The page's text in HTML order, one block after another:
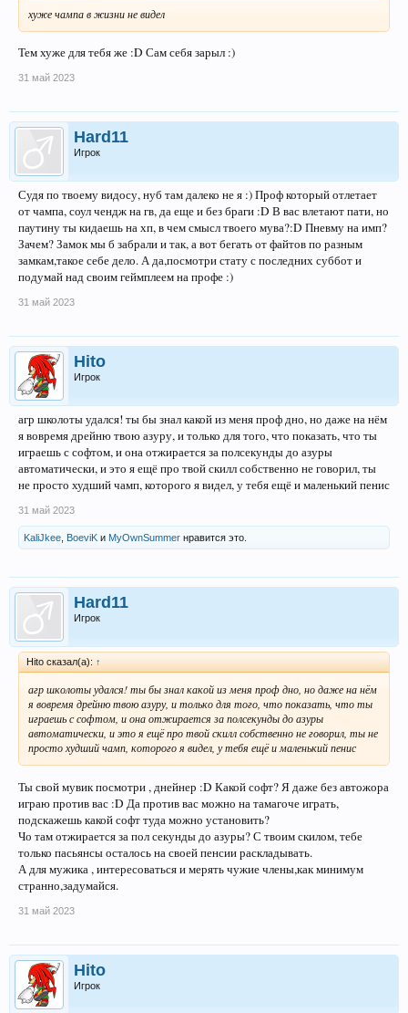
хуже чампа в жизни не видел
Тем хуже для тебя же :D Сам себя зарыл :)
31 май 2023
Hard11
Игрок
Судя по твоему видосу, нуб там далеко не я :) Проф который отлетает
от чампа, соул чендж на гв, да еще и без браги :D В вас влетают пати, но
паутину ты кидаешь на хп, в чем смысл твоего мува?:D Пневму на имп?
Зачем? Замок мы б забрали и так, а вот бегать от файтов по разным
замкам,такое себе дело. А да,посмотри стату с последних суббот и
подумай над своим геймплеем на профе :)
31 май 2023
Hito
Игрок
агр школоты удался! ты бы знал какой из меня проф дно, но даже на нём
я вовремя дрейню твою азуру, и только для того, что показать, что ты
играешь с софтом, и она отжирается за полсекунды до азуры
автоматически, и это я ещё про твой скилл собственно не говорил, ты
не просто худший чамп, которого я видел, у тебя ещё и маленький пенис
31 май 2023
KaliJkee BoeviK и MyOwnSummer нравится это.
Hard11
Игрок
Hito сказал(а): ↑
агр школоты удался! ты бы знал какой из меня проф дно, но даже на нём
я вовремя дрейню твою азуру, и только для того, что показать, что ты
играешь с софтом, и она отжирается за полсекунды до азуры
автоматически, и это я ещё про твой скилл собственно не говорил, ты не
просто худший чамп, которого я видел, у тебя ещё и маленький пенис
Ты свой мувик посмотри , днейнер :D Какой софт? Я даже без автожора
играю против вас :D Да против вас можно на тамагоче играть,
подскажешь какой софт туда можно установить?
Чо там отжирается за пол секунды до азуры? С твоим скилом, тебе
только пасьянсы осталось на своей пенсии раскладывать.
А для мужика , интересоваться и мерять чужие члены,как минимум
странно,задумайся.
31 май 2023
Hito
Игрок